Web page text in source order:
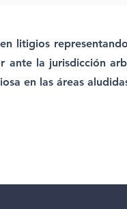
litigios
ante la jurisdicción
en las áreas